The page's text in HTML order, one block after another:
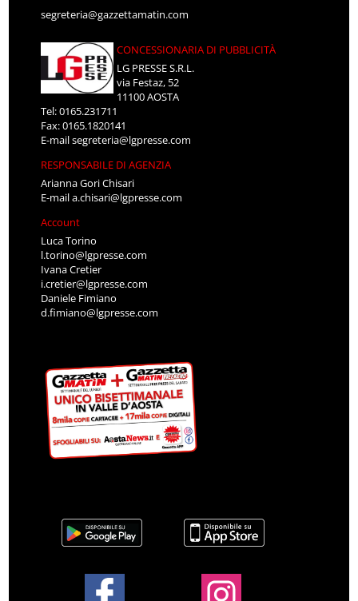
segreteria@gazzettamatin.com
CONCESSIONARIA DI PUBBLICITÀ
LG PRESSE S.R.L.
via Festaz, 52
11100 AOSTA
Tel: 0165.231711
Fax: 0165.1820141
E-mailsegreteria@lgpresse.com
RESPONSABILE DI AGENZIA
Arianna Gori Chisari
E-maila.chisari@lgpresse.com
Account
Luca Torino
l.torino@lgpresse.com
Ivana Cretier
i.cretier@lgpresse.com
Daniele Fimiano
d.fimiano@lgpresse.com